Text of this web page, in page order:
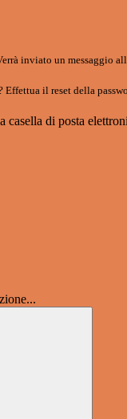
inviato un messaggio
Effettua il reset della
casella di posta